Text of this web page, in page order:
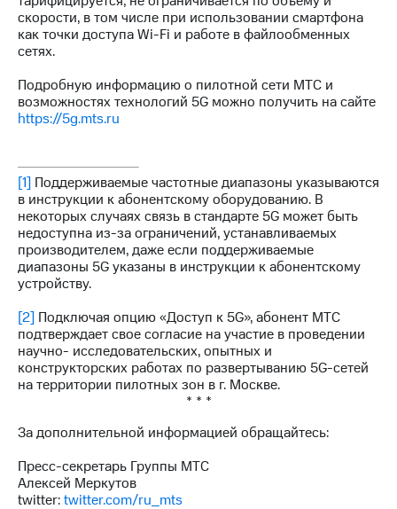
скорости, в том числе при использовании смартфона
как точки доступа Wi-Fi и работе в файлообменных
сетях.
Подробную информацию о пилотной сети МТС и
возможностях технологий 5G можно получить на сайте
https://5g.mts.ru
[1] Поддерживаемые частотные диапазоны указываются
в инструкции к абонентскому оборудованию. В
некоторых случаях связь в стандарте 5G может быть
недоступна из-за ограничений, устанавливаемых
производителем, даже если поддерживаемые
диапазоны 5G указаны в инструкции к абонентскому
устройству.
[2] Подключая опцию «Доступ к 5G», абонент МТС
подтверждает свое согласие на участие в проведении
научно- исследовательских, опытных и
конструкторских работах по развертыванию 5G-сетей
на территории пилотных зон в г. Москве.
* * *
За дополнительной информацией обращайтесь:
Пресс-секретарь Группы МТС
Алексей Меркутов
twitter:twitter.com/ru_mts